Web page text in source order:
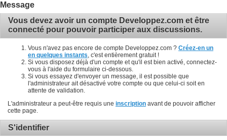
Message
Vous devez avoir un compte Developpez.com et être
connecté pour pouvoir participer aux discussions.
Vous n'avez pas encore de compte Developpez.com ? Créez-en un
en quelques instants , c'est entièrement gratuit !
Si vous disposez déjà d'un compte et qu'il est bien activé, connectez-
vous à l'aide du formulaire ci-dessous.
Si vous essayez d'envoyer un message, il est possible que
l'administrateur ait désactivé votre compte ou que celui-ci soit en
attente de validation.
L'administrateur a peut-être requis une inscription avant de pouvoir afficher
cette page.
S'identifier